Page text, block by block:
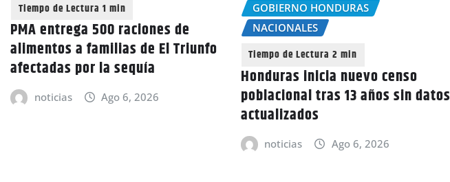
PMA entrega 500 raciones de
alimentos a familias de El Triunfo
afectadas por la sequía
noticias Ago 6, 2026
GOBIERNO HONDURAS
NACIONALES
Honduras inicia nuevo censo
poblacional tras 13 años sin datos
actualizados
noticias Ago 6, 2026